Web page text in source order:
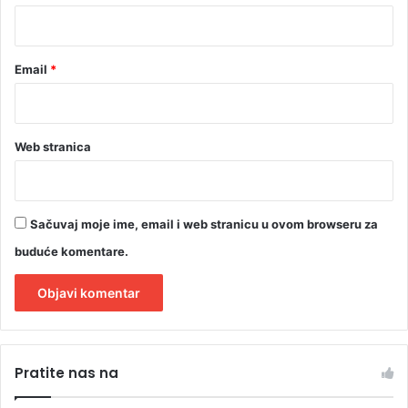
Email *
Web stranica
Sačuvaj moje ime, email i web stranicu u ovom browseru za
buduće komentare.
tPratite nas na